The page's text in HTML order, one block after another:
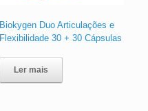
Biokygen Duo Articulações e
Flexibilidade 30 + 30 Cápsulas
Ler mais